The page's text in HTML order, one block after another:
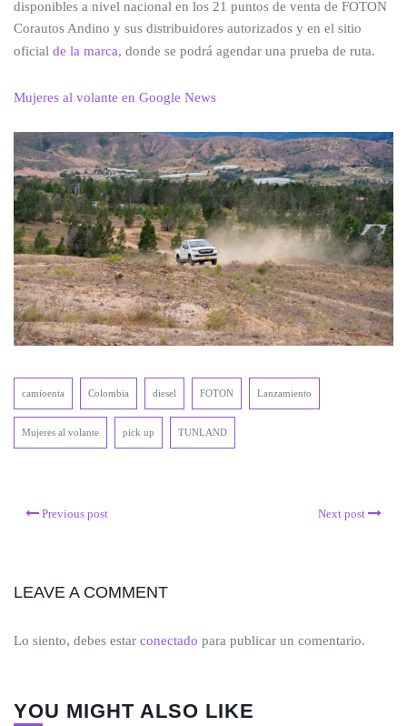
disponibles a nivel nacional en los 21 puntos de venta de FOTON
Corautos Andino y sus distribuidores autorizados y en el sitio
oficial de la marca, donde se podrá agendar una prueba de ruta.
Mujeres al volante en Google News
camioenta Colombia diesel FOTON Lanzamiento
Mujeres al volante pick up TUNLAND
Previous post Next post
LEAVE A COMMENT
Lo siento, debes estar conectado para publicar un comentario.
YOU MIGHT ALSO LIKE